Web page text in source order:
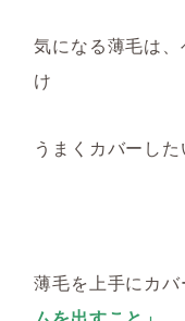
気になる薄毛は
け
うまくカバーした
薄毛を上手にカバ